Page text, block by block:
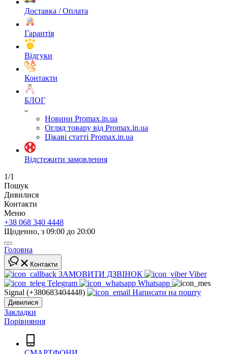
Доставка / Оплата
Гарантія
Відгуки
Контакти
БЛОГ
Новини Promax.in.ua
Огляд товару від Promax.in.ua
Цікаві статті Promax.in.ua
Відстежити замовлення
1/1
Пошук
Дивилися
Контакти
Меню
+38 068 340 4448
Щоденно, з 09:00 до 20:00
Головна
Контакти
ЗАМОВИТИ ДЗВІНОК
Viber
Telegram
Whatsapp
Signal (+380683404448)
Написати на пошту
Дивилися
Закладки
Порівняння